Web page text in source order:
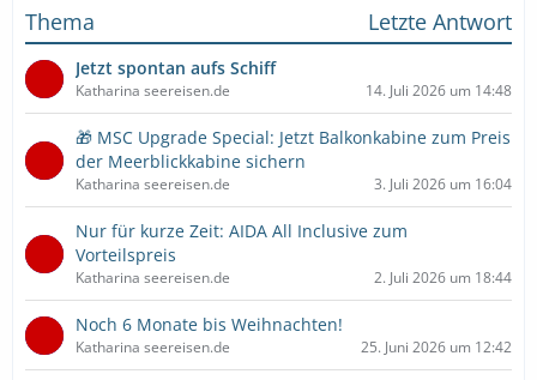
Thema
Letzte Antwort
Jetzt spontan aufs Schiff
Katharina seereisen.de 14. Juli 2026 um 14:48
🎁 MSC Upgrade Special: Jetzt Balkonkabine zum Preis
der Meerblickkabine sichern
Katharina seereisen.de 3. Juli 2026 um 16:04
Nur für kurze Zeit: AIDA All Inclusive zum
Vorteilspreis
Katharina seereisen.de 2. Juli 2026 um 18:44
Noch 6 Monate bis Weihnachten!
Katharina seereisen.de 25. Juni 2026 um 12:42